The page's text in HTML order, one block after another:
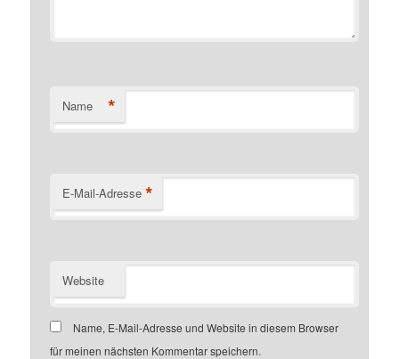
Name *
E-Mail-Adresse *
Website
Name, E-Mail-Adresse und Website in diesem Browser
für meinen nächsten Kommentar speichern.